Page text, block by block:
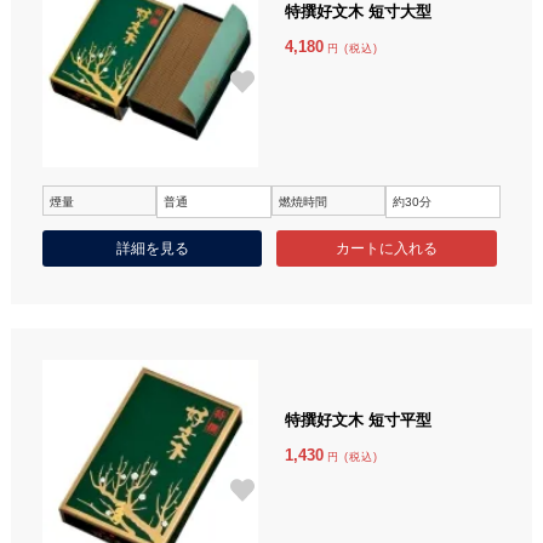
特撰好文木 短寸大型
4,180 円 (税込)
煙量 普通 燃焼時間 約30分
詳細を見る
特撰好文木 短寸平型
1,430 円 (税込)